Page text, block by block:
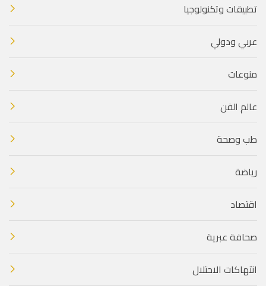
تطبيقات وتكنولوجيا
عربي ودولي
منوعات
عالم الفن
طب وصحة
رياضة
اقتصاد
صحافة عبرية
انتهاكات الاحتلال